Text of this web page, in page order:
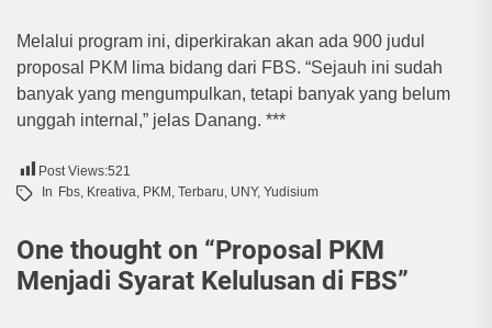
Melalui program ini, diperkirakan akan ada 900 judul
proposal PKM lima bidang dari FBS. “Sejauh ini sudah
banyak yang mengumpulkan, tetapi banyak yang belum
unggah internal,” jelas Danang. ***
Post Views:521
In Fbs, Kreativa, PKM , Terbaru, UNY, Yudisium
One thought on “Proposal PKM
Menjadi Syarat Kelulusan di FBS”